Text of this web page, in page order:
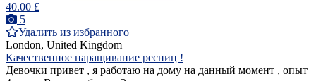
40.00 £
5
Удалить из избранного
London, United Kingdom
Качественное наращивание ресниц !
Девочки привет , я работаю на дому на данный момент , опыт